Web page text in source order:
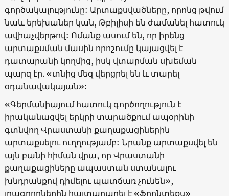
գործակալությունը: Արտաքսվածները, որոնց թվում
նաև երեխաներ կան, Թբիլիսի են ժամանել հատուկ
ավիաչվերթով: Ոմանք ասում են, որ իրենց
արտաքսման մասին որոշումը կայացվել է
դատարանի կողմից, իսկ վտարման սխեման
պարզ էր. «տնից մեզ վերցրել են և տարել
օդանավակայան»:
«Գերմանիայում հատուկ գործողություն է
իրականացվել երկրի տարածքում ապօրինի
գտնվող Վրաստանի քաղաքացիներին
արտաքսելու ուղղությամբ: Նրանք արտաքսվել են
այն բանի հիման վրա, որ Վրաստանի
քաղաքացիները ապաստան ստանալու
խնդրանքով դիմելու պատճառ չունեն», —
լրագրողներին հայտարարել է «Ֆրոնտեքս»